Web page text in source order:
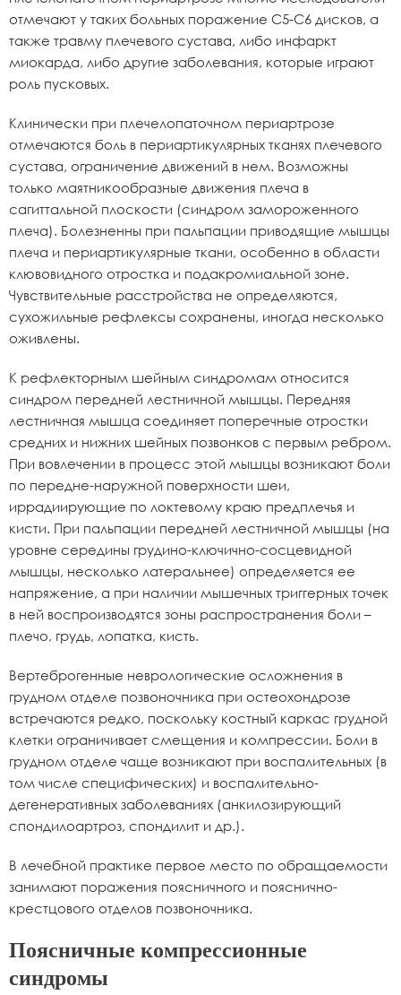
отмечают у таких больных поражение С5-С6 дисков, а
также травму плечевого сустава, либо инфаркт
миокарда, либо другие заболевания, которые играют
роль пусковых.
Клинически при плечелопаточном периартрозе
отмечаются боль в периартикулярных тканях плечевого
сустава, ограничение движений в нем. Возможны
только маятникообразные движения плеча в
сагиттальной плоскости (синдром замороженного
плеча). Болезненны при пальпации приводящие мышцы
плеча и периартикулярные ткани, особенно в области
клювовидного отростка и подакромиальной зоне.
Чувствительные расстройства не определяются,
сухожильные рефлексы сохранены, иногда несколько
оживлены.
К рефлекторным шейным синдромам относится
синдром передней лестничной мышцы. Передняя
лестничная мышца соединяет поперечные отростки
средних и нижних шейных позвонков с первым ребром.
При вовлечении в процесс этой мышцы возникают боли
по передне-наружной поверхности шеи,
иррадиирующие по локтевому краю предплечья и
кисти. При пальпации передней лестничной мышцы (на
уровне середины грудино-ключично-сосцевидной
мышцы, несколько латеральнее) определяется ее
напряжение, а при наличии мышечных триггерных точек
в ней воспроизводятся зоны распространения боли –
плечо, грудь, лопатка, кисть.
Вертеброгенные неврологические осложнения в
грудном отделе позвоночника при остеохондрозе
встречаются редко, поскольку костный каркас грудной
клетки ограничивает смещения и компрессии. Боли в
грудном отделе чаще возникают при воспалительных (в
том числе специфических) и воспалительно-
дегенеративных заболеваниях (анкилозирующий
спондилоартроз, спондилит и др.).
В лечебной практике первое место по обращаемости
занимают поражения поясничного и пояснично-
крестцового отделов позвоночника.
Поясничные компрессионные
синдромы